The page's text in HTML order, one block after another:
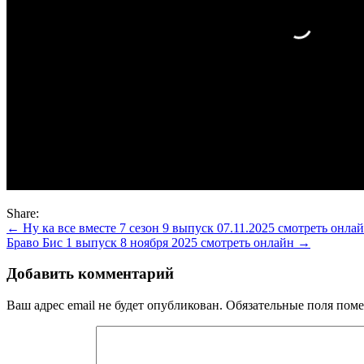
Share:
Навигация
по
записям
← Ну ка все вместе 7 сезон 9 выпуск 07.11.2025 смотреть
Браво Бис 1 выпуск 8 ноября 2025 смотреть онлайн →
Добавить комментарий
Ваш адрес email не будет опубликован. Обязательные поля